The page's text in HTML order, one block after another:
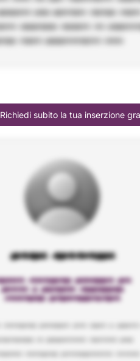
Richiedi subito la tua inserzione